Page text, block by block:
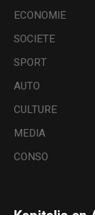
ECONOMIE
SOCIETE
SPORT
AUTO
CULTURE
MEDIA
CONSO